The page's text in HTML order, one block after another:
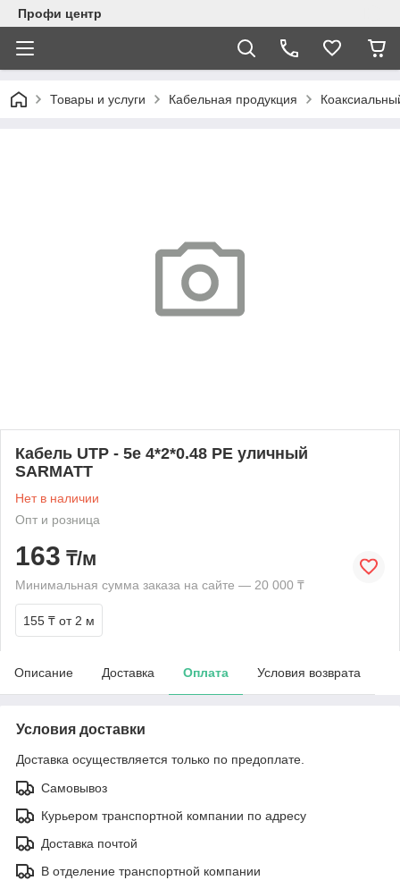
Профи центр
Товары и услуги Кабельная продукция
Кабель UTP - 5e 4*2*0.48 PE уличный
SARMATT
Нет в наличии
Опт и розница
163 ₸/м
Минимальная сумма заказа на сайте — 20 000 ₸
155 ₸ от 2 м
Описание Доставка Оплата Условия возврата
Условия доставки
Доставка осуществляется только по предоплате.
Самовывоз
Курьером транспортной компании по адресу
Доставка почтой
В отделение транспортной компании